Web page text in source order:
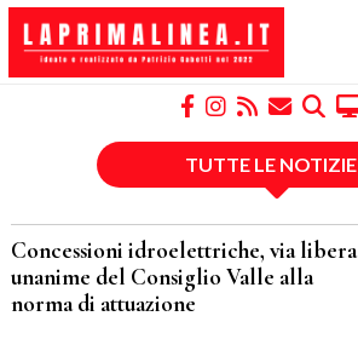
TUTTE LE NOTIZIE
Concessioni idroelettriche, via libera
unanime del Consiglio Valle alla
norma di attuazione